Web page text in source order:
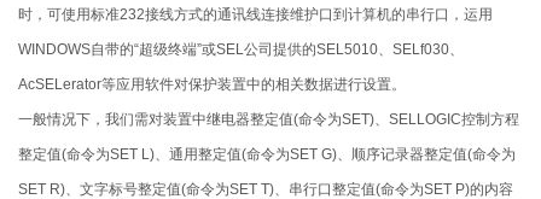
时，可使用标准232接线方式的通讯线连接维护口到计算机的串行口，运用
WINDOWS自带的“超级终端”或SEL公司提供的SEL5010、SELf030、
AcSELerator等应用软件对保护装置中的相关数据进行设置。
一般情况下，我们需对装置中继电器整定值(命令为SET)、SELLOGIC控制方程
整定值(命令为SET L)、通用整定值(命令为SET G)、顺序记录器整定值(命令为
SET R)、文字标号整定值(命令为SET T)、串行口整定值(命令为SET P)的内容